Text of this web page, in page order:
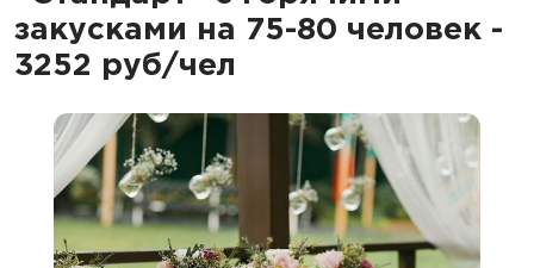
закусками на 75-80 человек -
3252 руб/чел